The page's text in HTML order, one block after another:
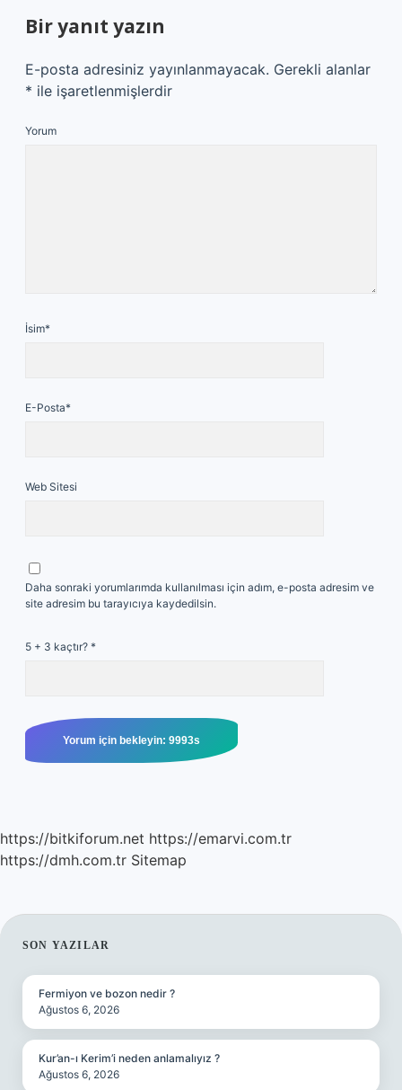
Bir yanıt yazın
E-posta adresiniz yayınlanmayacak. Gerekli alanlar
* ile işaretlenmişlerdir
Yorum
İsim*
E-Posta*
Web Sitesi
Daha sonraki yorumlarımda kullanılması için adım, e-posta adresim ve
site adresim bu tarayıcıya kaydedilsin.
5 + 3 kaçtır? *
https://bitkiforum.net https://emarvi.com.tr
https://dmh.com.tr Sitemap
SIDEBAR
SON YAZILAR
Fermiyon ve bozon nedir ?
Ağustos 6, 2026
Kur’an-ı Kerim’i neden anlamalıyız ?
Ağustos 6, 2026